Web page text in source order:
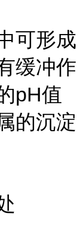
可形成
缓冲作
pH值
的沉淀